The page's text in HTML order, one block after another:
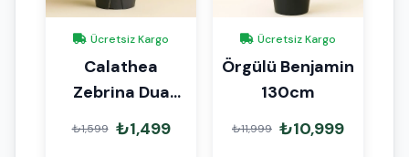
Ücretsiz Kargo
Calathea
Zebrina Dua
Çiçeği
₺1,599 ₺1,499
Ücretsiz Kargo
Örgülü Benjamin
130cm
₺11,999 ₺10,999